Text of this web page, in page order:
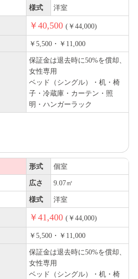
様式 洋室
￥40,500 (￥44,000)
￥5,500・￥11,000
保証金は退去時に50%を償却、
女性専用
ベッド（シングル）・机・椅
子・冷蔵庫・カーテン・照
明・ハンガーラック
形式 個室
広さ 9.07㎡
様式 洋室
￥41,400 (￥44,000)
￥5,500・￥11,000
保証金は退去時に50%を償却、
女性専用
ベッド（シングル）・机・椅